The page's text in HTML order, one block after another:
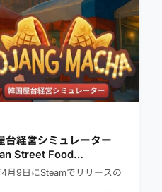
経営シミュレーター
Street Food
月9日にSteamでリリースの